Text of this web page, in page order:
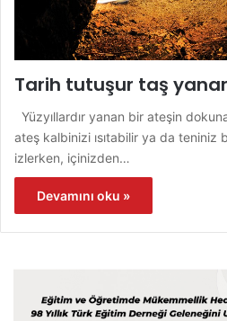
Tarih tutuşur taş yanar
Yüzyıllardır yanan bir ateşin
ateş kalbinizi ısıtabilir ya da teniniz
izlerken, içinizden…
Devamını oku »